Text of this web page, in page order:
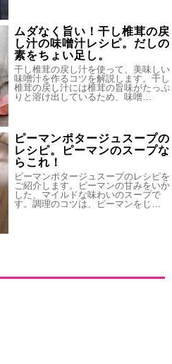
ムダなく旨い！干し椎茸の戻
し汁の味噌汁レシピ。だしの
素をちょい足し。
干し椎茸の戻し汁を使って、美味しい
味噌汁を作るコツを解説します。干し
椎茸の戻し汁には椎茸の旨味がたっぷ
りと溶け出しているため、味噌…
ピーマンポタージュスープの
レシピ。ピーマンのスープな
らこれ！
ピーマンポタージュスープのレシピを
ご紹介します。ピーマンの甘みをいか
した、マイルドな味わいのスープで
す。調理のコツは、ピーマンをじ…